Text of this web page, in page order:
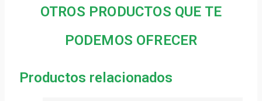
OTROS PRODUCTOS QUE TE
PODEMOS OFRECER
Productos relacionados